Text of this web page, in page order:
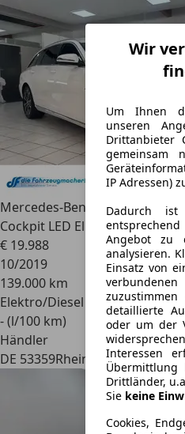
Mercedes-Benz E 300T-Modell
Cockpit LED El.
€ 19.988
10/2019
139.000 km
Elektro/Diesel
- (l/100 km)
Händler
DE 53359Rheinbach
Wir
Um Ihnen
unseren
Drittanbieter
gemeinsam
IP Adressen)
Dadurch ist
Angebot zu
analysieren.
Einsatz von
detaillierte
oder um der
Interessen
Übermittlung
Drittländer,
Sie keine
Cookies,